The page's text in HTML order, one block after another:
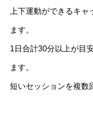
上下運動ができるキ
ます。
1日合計30分以上が目
ます。
短いセッションを複数